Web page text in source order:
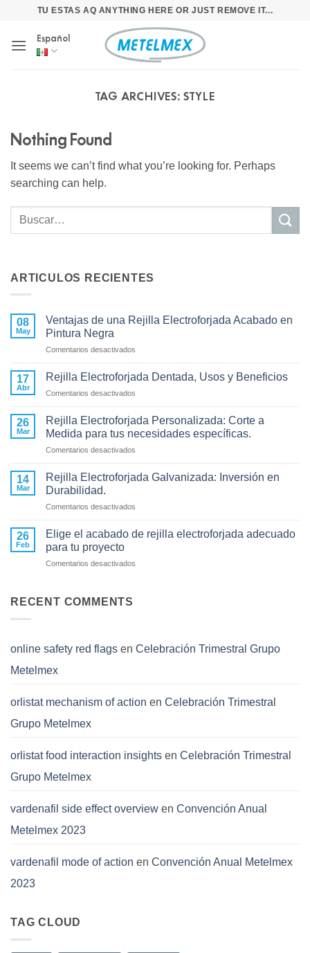
content
TU ESTAS AQ ANYTHING HERE OR JUST REMOVE IT...
Español
TAG ARCHIVES: STYLE
Nothing Found
It seems we can’t find what you’re looking for. Perhaps
searching can help.
ARTICULOS RECIENTES
08
May
Ventajas de una Rejilla Electroforjada Acabado en
Pintura Negra
Comentarios desactivados
de
Acabado
en
17
Abr
Rejilla Electroforjada Dentada, Usos y Beneficios
Comentarios desactivados
Electroforjada
Dentada,
Usos
26
Mar
Rejilla Electroforjada Personalizada: Corte a
Medida para tus necesidades específicas.
Comentarios desactivados
Electroforjada
para
14
Mar
Rejilla Electroforjada Galvanizada: Inversión en
Durabilidad.
Comentarios desactivados
Electroforjada
Galvanizada:
26
Feb
Elige el acabado de rejilla electroforjada adecuado
para tu proyecto
Comentarios desactivados
adecuado
RECENT COMMENTS
online safety red flags en Celebración Trimestral Grupo
Metelmex
orlistat mechanism of action en Celebración Trimestral
Grupo Metelmex
orlistat food interaction insights en Celebración Trimestral
Grupo Metelmex
vardenafil side effect overview en Convención Anual
Metelmex 2023
vardenafil mode of action en Convención Anual Metelmex
2023
TAG CLOUD